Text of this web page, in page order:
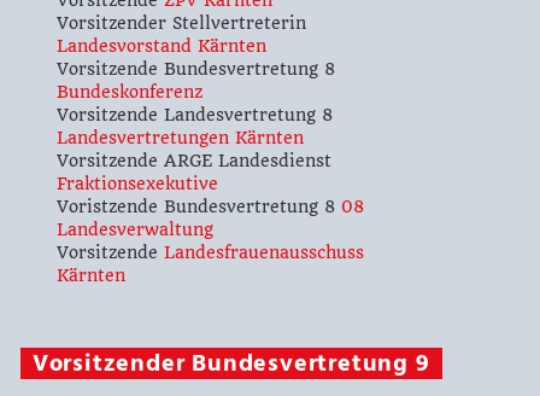
Vorsitzender Stellvertreterin
Landesvorstand Kärnten
Vorsitzende Bundesvertretung 8
Bundeskonferenz
Vorsitzende Landesvertretung 8
Landesvertretungen Kärnten
Vorsitzende ARGE Landesdienst
Fraktionsexekutive
Voristzende Bundesvertretung 8 08
Landesverwaltung
Vorsitzende Landesfrauenausschuss
Kärnten
Vorsitzender Bundesvertretung 9